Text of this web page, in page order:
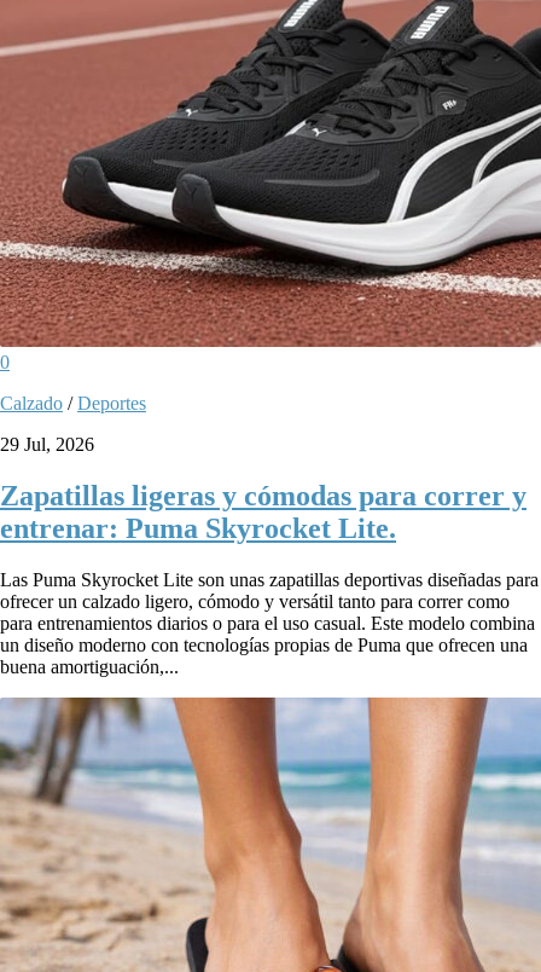
0
Calzado /Deportes
29 Jul, 2026
Zapatillas ligeras y cómodas para correr y
entrenar: Puma Skyrocket Lite.
Las Puma Skyrocket Lite son unas zapatillas deportivas diseñadas para
ofrecer un calzado ligero, cómodo y versátil tanto para correr como
para entrenamientos diarios o para el uso casual. Este modelo combina
un diseño moderno con tecnologías propias de Puma que ofrecen una
buena amortiguación,...